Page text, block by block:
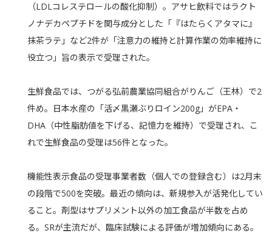
（LDLコレステロールの酸化抑制）。アサヒ飲料ではラクト
ノナデカペプチドを関与成分とした「『はたらくアタマに』
抹茶ラテ」など2件が「注意力の維持と計算作業の効率維持に
役立つ」旨の表示で受理された。
生鮮食品では、つがる弘前農業協同組合がりんご（王林）で2
件め。日本水産の「活〆黒瀬ぶりロイン200g」がEPA・
DHA（中性脂肪値を下げる、記憶力を維持）で受理され、こ
れで生鮮食品の受理は56件となった。
機能性表示食品の受理事業者数（個人での登録含む）は2月末
の段階で500を突破。最近の傾向は、新規参入が活発化してい
ること。剤型はサプリメント以外の加工食品が半数を占め
る。SRが主流だが、臨床試験による評価が増加傾向にある。